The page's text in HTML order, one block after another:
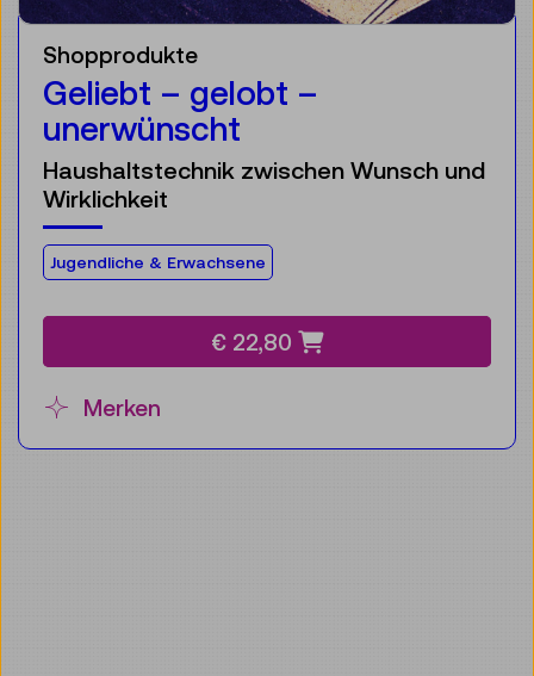
Shopprodukte
Geliebt – gelobt –
unerwünscht
Haushaltstechnik zwischen Wunsch und
Wirklichkeit
Für die Zielgruppe:
Jugendliche & Erwachsene
€ 22,80
Merken